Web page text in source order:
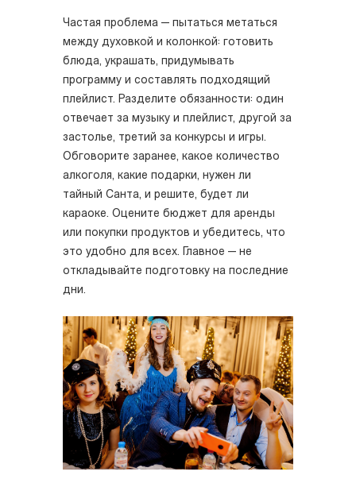
Частая проблема — пытаться метаться
между духовкой и колонкой: готовить
блюда, украшать, придумывать
программу и составлять подходящий
плейлист. Разделите обязанности: один
отвечает за музыку и плейлист, другой за
застолье, третий за конкурсы и игры.
Обговорите заранее, какое количество
алкоголя, какие подарки, нужен ли
тайный Санта, и решите, будет ли
караоке. Оцените бюджет для аренды
или покупки продуктов и убедитесь, что
это удобно для всех. Главное — не
откладывайте подготовку на последние
дни.